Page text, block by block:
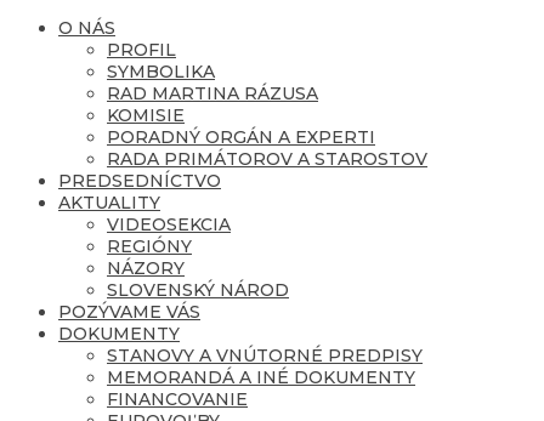
O NÁS
PROFIL
SYMBOLIKA
RAD MARTINA RÁZUSA
KOMISIE
PORADNÝ ORGÁN A EXPERTI
RADA PRIMÁTOROV A STAROSTOV
PREDSEDNÍCTVO
AKTUALITY
VIDEOSEKCIA
REGIÓNY
NÁZORY
SLOVENSKÝ NÁROD
POZÝVAME VÁS
DOKUMENTY
STANOVY A VNÚTORNÉ PREDPISY
MEMORANDÁ A INÉ DOKUMENTY
FINANCOVANIE